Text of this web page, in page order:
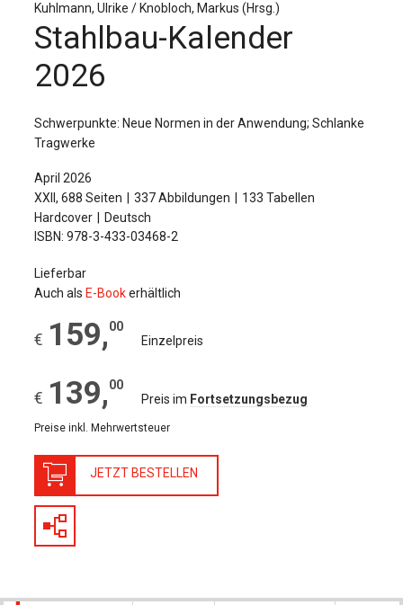
Sprache / Language: EN
Kuhlmann, Ulrike / Knobloch, Markus (Hrsg.)
Stahlbau-Kalender
2026
Schwerpunkte: Neue Normen in der Anwendung; Schlanke
Tragwerke
April 2026
XXII, 688 Seiten
337 Abbildungen
133 Tabellen
Hardcover
Deutsch
ISBN: 978-3-433-03468-2
Lieferbar
Auch als E-Bookerhältlich
€ 159,00
Einzelpreis
€ 139,00
Preis im Fortsetzungsbezug
Preise inkl. Mehrwertsteuer
JETZT BESTELLEN